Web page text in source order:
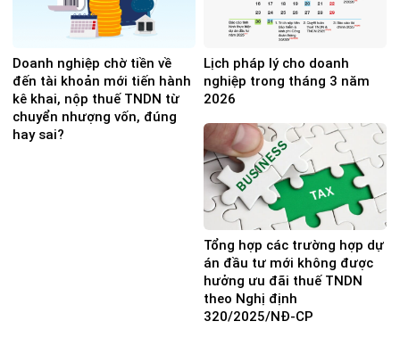
Doanh nghiệp chờ tiền về
đến tài khoản mới tiến hành
kê khai, nộp thuế TNDN từ
chuyển nhượng vốn, đúng
hay sai?
Lịch pháp lý cho doanh
nghiệp trong tháng 3 năm
2026
Tổng hợp các trường hợp dự
án đầu tư mới không được
hưởng ưu đãi thuế TNDN
theo Nghị định
320/2025/NĐ-CP